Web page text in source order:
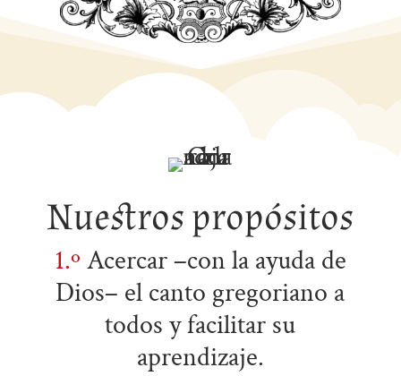
Nuestros propósitos
1.º Acercar –con la ayuda de
Dios– el canto gregoriano a
todos y facilitar su
aprendizaje.